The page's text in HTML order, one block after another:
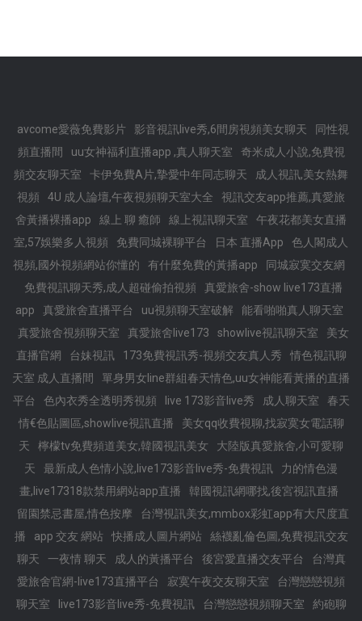
avcome愛薇免費影片 影音視訊live秀,6間房視頻美女聊天
同性視
頻直播間
uu女神福利直播app ,真人聊天室
奇米成人小說,免費視
頻交友聊天室
卡伊免費A片,摯愛中年同志聊天
成人視訊,美女熱舞
視頻
4U 成人論壇,午夜視頻聊天室大全
視訊交友app推薦,真愛旅
舍黃播裸播app
線上 聊 癒師 線上視訊聊天室
午夜花都美女直播
室,57娛樂多人視頻
免費同城裸聊平台 日本 直播App
色人閣成人
視頻,國外視頻網站你懂的
有什麼免費的黃播app
同城寂寞交友網
免費視訊聊天秀,成人超碰偷拍視頻
真愛旅舍-show live173直播
app
真愛旅舍直播平台 uu視頻聊天室破解
能看啪啪真人聊天室
真愛旅舍視頻聊天室
真愛旅舍live173 showlive視訊聊天室
美女
直播官網
台妹視訊 173免費視訊秀-視頻交友真人秀
情色視訊聊
天室 成人直播間
單身男女line群組春天情色,uu女神能看黃播的直播
平台
色內衣秀全透明秀視頻 live 173影音live秀 成人聊天室
春天
情€色貼圖區,showlive視訊直播
美女qq收費視聊,找寂寞女電話聊
天
檸檬tv免費頻道美女,韓國視訊美女
大陸版真愛旅舍,小可愛聊
天
最新成人色情小說,live173影音live秀-免費視訊
力的情色漫
畫,live17318款禁用網站app直播
韓國視訊網哪找,後宮視訊直播
留園禁忌書屋,情色按摩
台灣視訊美女,mmbox彩虹app有大尺度直
播
app 交友 網站 快播成人圖片網站
絲襪亂倫色圖,免費視訊交友
聊天
一夜情 聊天 成人的黃播平台 後宮愛直播交友平台
台灣真
愛旅舍官網-live173直播平台
寂寞午夜交友聊天室
台灣戀戀視頻
聊天室
live173影音live秀-免費視訊 台灣戀戀視頻聊天室
約砲聊